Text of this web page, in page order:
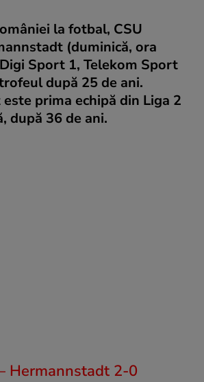
la fotbal, CSU
(duminică, ora
Sport 1, Telekom Sport
după 25 de ani.
prima echipă din Liga 2
după 36 de ani.
Hermannstadt 2-0